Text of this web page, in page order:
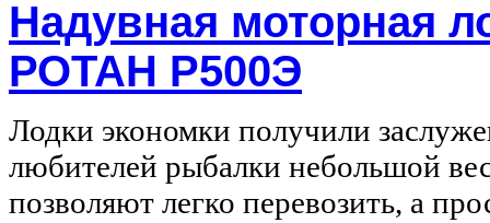
Надувная моторная
РОТАН Р500Э
Лодки экономки получили
любителей рыбалки небольшой
позволяют легко перевозить, а